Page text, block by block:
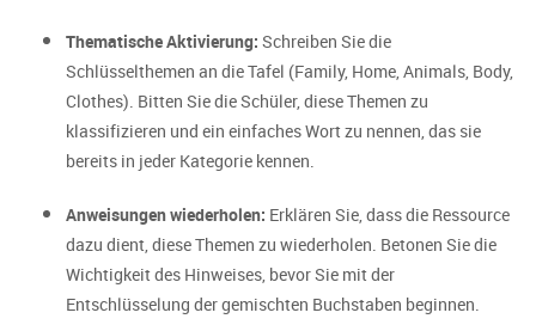
Thematische Aktivierung: Schreiben Sie die
Schlüsselthemen an die Tafel (Family, Home, Animals, Body,
Clothes). Bitten Sie die Schüler, diese Themen zu
klassifizieren und ein einfaches Wort zu nennen, das sie
bereits in jeder Kategorie kennen.
Anweisungen wiederholen: Erklären Sie, dass die Ressource
dazu dient, diese Themen zu wiederholen. Betonen Sie die
Wichtigkeit des Hinweises, bevor Sie mit der
Entschlüsselung der gemischten Buchstaben beginnen.